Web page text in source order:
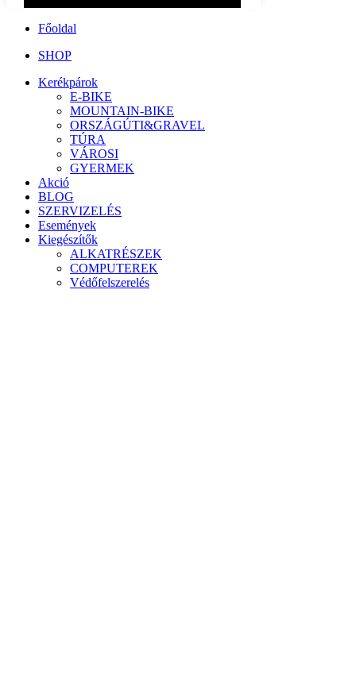
Főoldal
SHOP
Kerékpárok
E-BIKE
MOUNTAIN-BIKE
ORSZÁGÚTI&GRAVEL
TÚRA
VÁROSI
GYERMEK
Akció
BLOG
SZERVIZELÉS
Események
Kiegészítők
ALKATRÉSZEK
COMPUTEREK
Védőfelszerelés